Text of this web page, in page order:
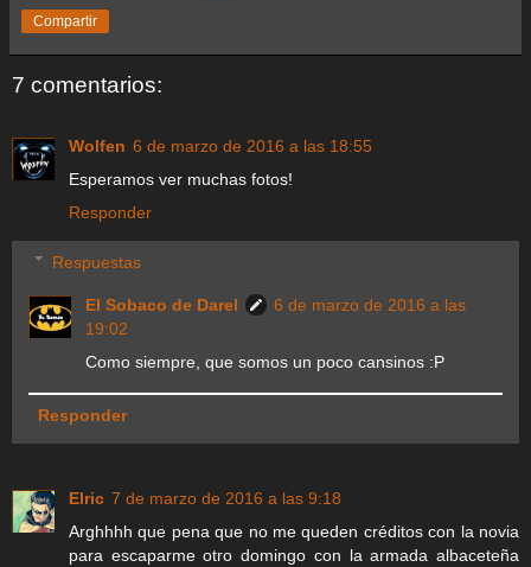
Compartir
7 comentarios:
Wolfen 6 de marzo de 2016 a las 18:55
Esperamos ver muchas fotos!
Responder
Respuestas
El Sobaco de Darel
6 de marzo de 2016 a las
19:02
Como siempre, que somos un poco cansinos :P
Responder
Elric 7 de marzo de 2016 a las 9:18
Arghhhh que pena que no me queden créditos con la novia
para escaparme otro domingo con la armada albaceteña